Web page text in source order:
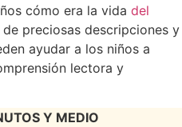
cómo era la vida del
preciosas descripciones y
ayudar a los niños a
lectora y
Y MEDIO